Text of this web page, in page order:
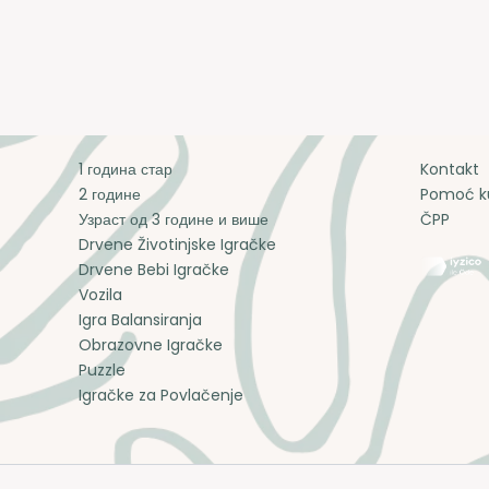
1 година стар
2 године
Узраст од 3 године и више
Drvene Životinjske Igračke
Drvene Bebi Igračke
Vozila
Igra Balansiranja
Obrazovne Igračke
Puzzle
Igračke za Povlačenje
Kontakt
Pomoć
ČPP